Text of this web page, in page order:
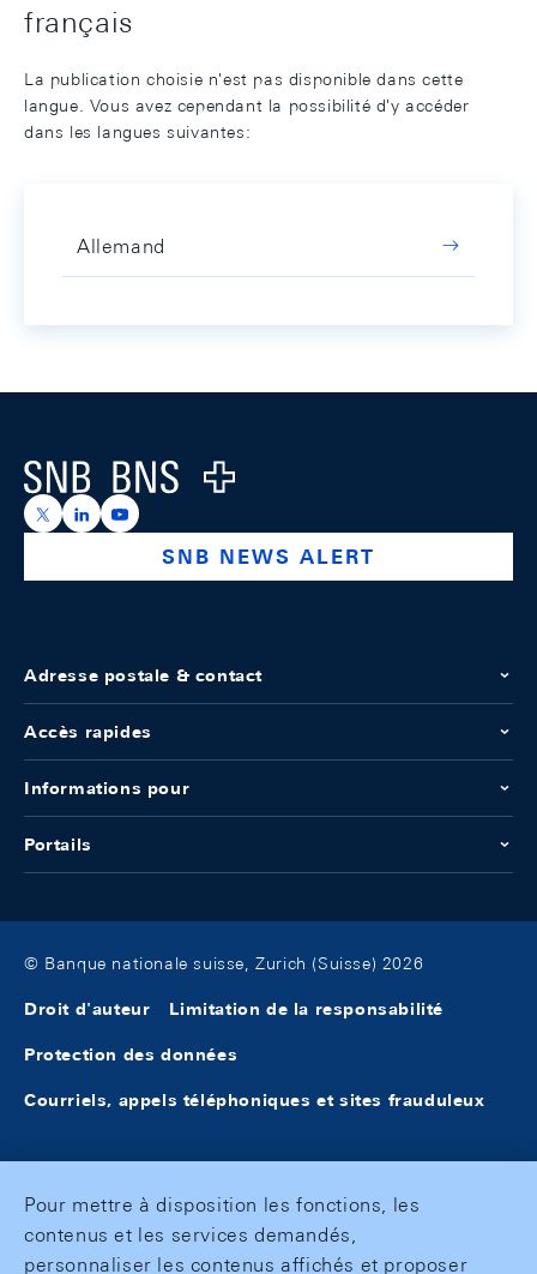
français
La publication choisie n'est pas disponible dans cette
langue. Vous avez cependant la possibilité d'y accéder
dans les langues suivantes:
Allemand
Logo
https://x.com/snb_bns
https://ch.linkedin.com/company/swiss-national-
https://www.youtube.com/@swissnationalbank
SNB NEWS ALERT
Adresse postale & contact
Accès rapides
Informations pour
Portails
© Banque nationale suisse, Zurich (Suisse) 2026
Droit d'auteur Limitation de la responsabilité
Protection des données
Courriels, appels téléphoniques et sites frauduleux
Pour mettre à disposition les fonctions, les
contenus et les services demandés,
personnaliser les contenus affichés et proposer